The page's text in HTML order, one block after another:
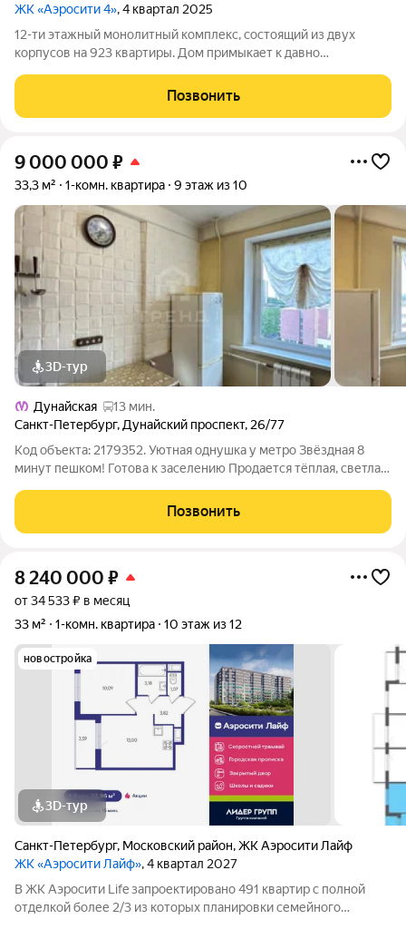
ЖК «Аэросити 4», 4 квартал 2025
12-ти этажный монолитный комплекс, состоящий из двух
корпусов на 923 квартиры. Дом примыкает к давно
остановки общественного транспорта, магазины и социальные
учреждения. В составе проекта возводится
Позвонить
9 000 000 ₽
33,3 м² 1-комн. квартира 9 этаж из 10
3D-тур
Дунайская
13 мин.
Санкт-Петербург, Дунайский проспект, 26/77
Код объекта: 2179352. Уютная однушка у метро Звёздная 8
минут пешком! Готова к заселению Продается тёплая, светлая
(Московско-Петроградская линия) . Идеальный вариант для
тех, кто ценит
Позвонить
8 240 000 ₽
от 34 533 ₽ в месяц
33 м²
1-комн. квартира 10 этаж из 12
новостройка
3D-тур
Санкт-Петербург, Московский район,ЖК Аэросити Лайф
ЖК «Аэросити Лайф», 4 квартал 2027
В ЖК Аэросити Life запроектировано 491 квартир с полной
отделкой более 2/3 из которых планировки семейного